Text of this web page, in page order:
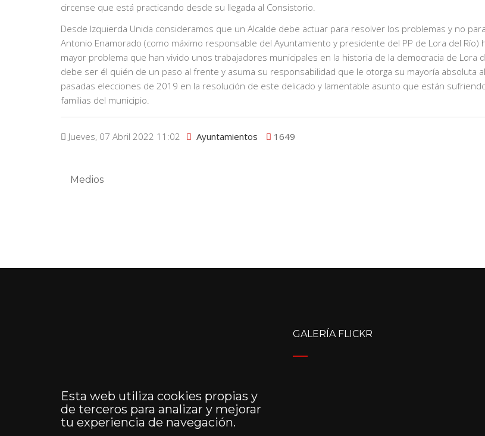
circense que está practicando desde su llegada al Consistorio.
Desde Izquierda Unida consideramos que un Alcalde debe actuar para resolver los problemas y no
Antonio Enamorado (como máximo responsable del Ayuntamiento y presidente del PP de Lora del Río)
mayor problema que han vivido unos trabajadores municipales en la historia de la democracia de Lora
debe ser él quién de un paso al frente y asuma su responsabilidad que le otorga su mayoría absoluta
pasadas elecciones de 2019 en la resolución de este delicado y lamentable asunto que están
familias del municipio.
Jueves, 07 Abril 2022 11:02 Ayuntamientos 1649
Medios
Esta web utiliza cookies propias y
de terceros para analizar y mejorar
tu experiencia de navegación.
GALERÍA FLICKR